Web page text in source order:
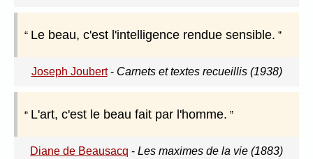
Le beau, c'est l'intelligence rendue sensible.
Joseph Joubert- Carnets et textes recueillis (1938)
L'art, c'est le beau fait par l'homme.
Diane de Beausacq - Les maximes de la vie (1883)